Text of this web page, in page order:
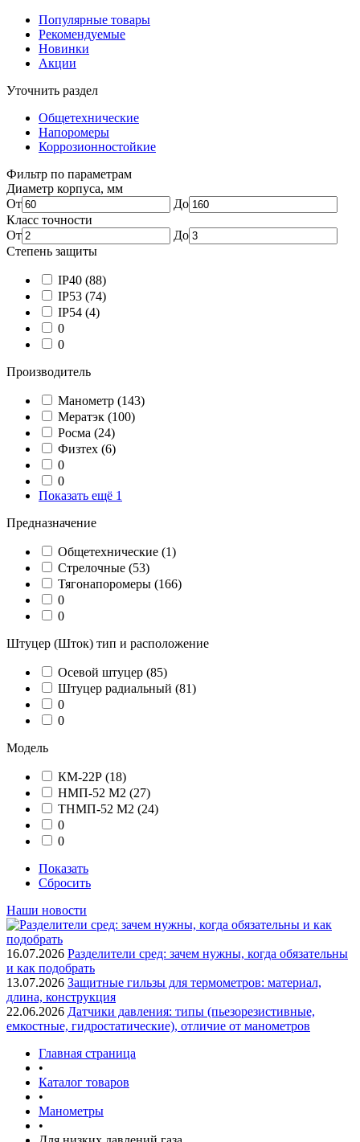
Популярные товары
Рекомендуемые
Новинки
Акции
Уточнить раздел
Общетехнические
Напоромеры
Коррозионностойкие
Фильтр по параметрам
Диаметр корпуса, мм
От
До
Класс точности
От
До
Степень защиты
IP40 (88)
IP53 (74)
IP54 (4)
0
0
Производитель
Манометр (143)
Мератэк (100)
Росма (24)
Физтех (6)
0
0
Показать ещё 1
Предназначение
Общетехнические (1)
Стрелочные (53)
Тягонапоромеры (166)
0
0
Штуцер (Шток) тип и расположение
Осевой штуцер (85)
Штуцер радиальный (81)
0
0
Модель
КМ-22Р (18)
НМП-52 М2 (27)
ТНМП-52 М2 (24)
0
0
Показать
Сбросить
Наши новости
16.07.2026 Разделители сред: зачем нужны, когда обязательны
и как подобрать
13.07.2026 Защитные гильзы для термометров: материал,
длина, конструкция
22.06.2026 Датчики давления: типы (пьезорезистивные,
емкостные, гидростатические), отличие от манометров
Главная страница
•
Каталог товаров
•
Манометры
•